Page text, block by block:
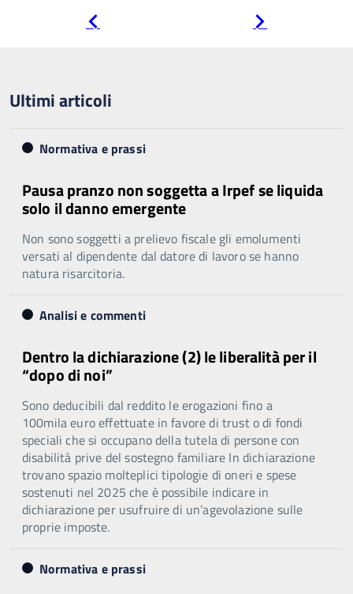
Ultimi articoli
Normativa e prassi
Pausa pranzo non soggetta a Irpef se liquida
solo il danno emergente
Non sono soggetti a prelievo fiscale gli emolumenti
versati al dipendente dal datore di lavoro se hanno
natura risarcitoria.
Analisi e commenti
Dentro la dichiarazione (2) le liberalità per il
“dopo di noi”
Sono deducibili dal reddito le erogazioni fino a
100mila euro effettuate in favore di trust o di fondi
speciali che si occupano della tutela di persone con
disabilità prive del sostegno familiare In dichiarazione
trovano spazio molteplici tipologie di oneri e spese
sostenuti nel 2025 che è possibile indicare in
dichiarazione per usufruire di un’agevolazione sulle
proprie imposte.
Normativa e prassi